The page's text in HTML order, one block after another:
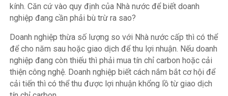
kính. Căn cứ vào quy định của Nhà nước để biết doanh
nghiệp đang cần phải bù trừ ra sao?
Doanh nghiệp thừa số lượng so với Nhà nước cấp thì có thể
để cho năm sau hoặc giao dịch để thu lợi nhuận. Nếu doanh
nghiệp đang còn thiếu thì phải mua tín chỉ carbon hoặc cải
thiện công nghệ. Doanh nghiệp biết cách nắm bắt cơ hội để
cải tiến thì có thể thu được lợi nhuận khổng lồ từ giao dịch